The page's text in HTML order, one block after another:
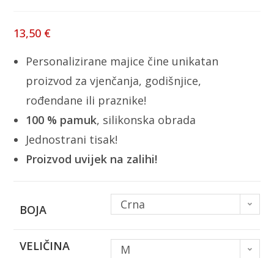
13,50 €
Personalizirane majice čine unikatan
proizvod za vjenčanja, godišnjice,
rođendane ili praznike!
100 % pamuk, silikonska obrada
Jednostrani tisak!
Proizvod uvijek na zalihi!
BOJA Crna
VELIČINA M